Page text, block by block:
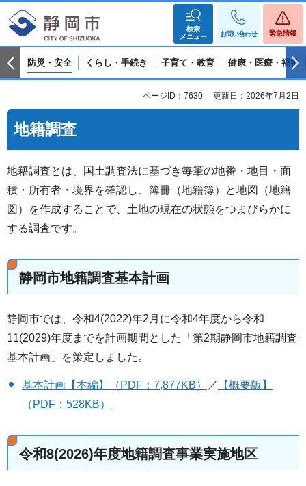
検索
メニュー
お問い合わせ 緊急情報
防災・安全 くらし・手続き 子育て・教育 健康・医療・福祉
ページID：7630 更新日：2026年7月2日
地籍調査
地籍調査とは、国土調査法に基づき毎筆の地番・地目・面
積・所有者・境界を確認し、簿冊（地籍簿）と地図（地籍
図）を作成することで、土地の現在の状態をつまびらかに
する調査です。
静岡市地籍調査基本計画
静岡市では、令和4(2022)年2月に令和4年度から令和
11(2029)年度までを計画期間とした「第2期静岡市地籍調査
基本計画」を策定しました。
基本計画【本編】（PDF：7,877KB） ／
【概要版】
（PDF：528KB）
令和8(2026)年度地籍調査事業実施地区